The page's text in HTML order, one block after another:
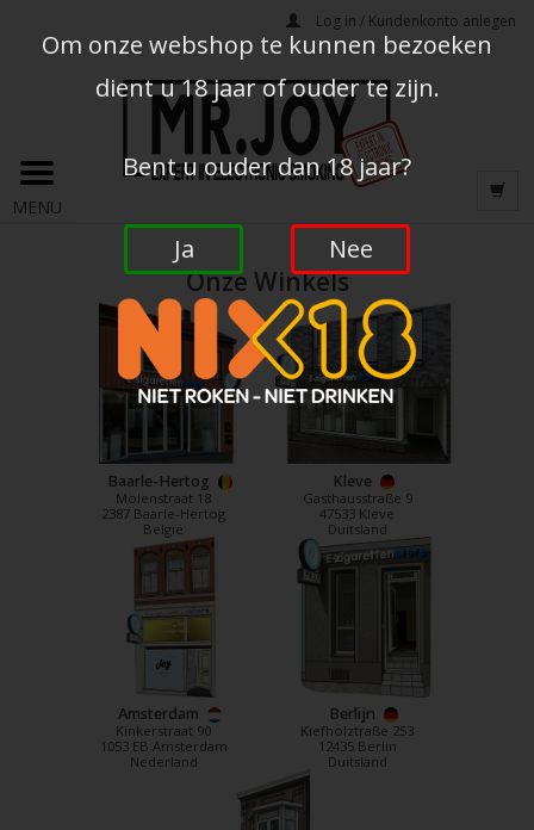
Log in / Kundenkonto anlegen
MENU
Onze Winkels
Baarle-Hertog
Molenstraat 18
2387 Baarle-Hertog
België
Kleve
Gasthausstraße 9
47533 Kleve
Duitsland
Amsterdam
Kinkerstraat 90
1053 EB Amsterdam
Nederland
Berlijn
Kiefholztraße 253
12435 Berlin
Duitsland
Om onze webshop te kunnen bezoeken
dient u 18 jaar of ouder te zijn.
Bent u ouder dan 18 jaar?
Ja Nee